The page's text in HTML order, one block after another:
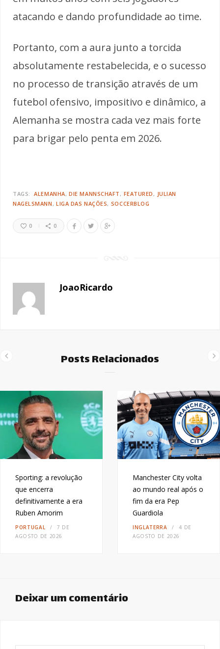
atacando e dando profundidade ao time.
Portanto, com a aura junto a torcida
absolutamente restabelecida, e o sucesso
no processo de transição através de um
futebol ofensivo, impositivo e dinâmico, a
Alemanha se mostra cada vez mais forte
para brigar pelo penta em 2026.
TAGS: ALEMANHA DIE MANNSCHAFT FEATURED
JULIAN
NAGELSMANN
LIGA DAS NAÇÕES SOCCERBLOG
0 0
JoaoRicardo
Posts Relacionados
Sporting: a revolução
que encerra
definitivamente a era
Ruben Amorim
PORTUGAL
7 DE
AGOSTO DE 2026
Manchester City volta
ao mundo real após o
fim da era Pep
Guardiola
INGLATERRA
4 DE
AGOSTO DE 2026
Deixar um comentário